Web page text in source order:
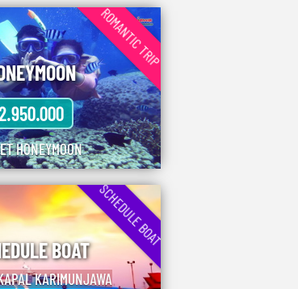
ROMANTIC TRIP
HONEYMOON
SCHEDULE BOAT
BOAT
KARIMUNJAWA